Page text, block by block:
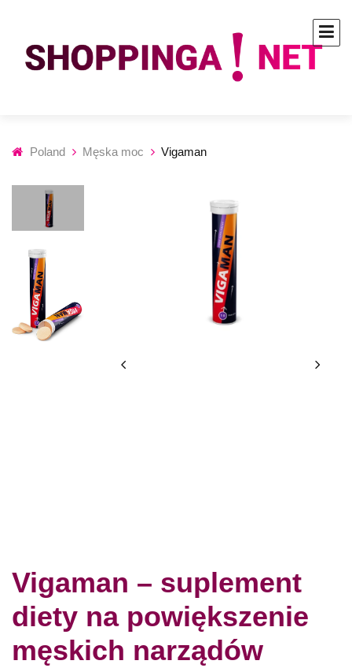
Poland Męska moc Vigaman
Vigaman – suplement
diety na powiększenie
męskich narządów